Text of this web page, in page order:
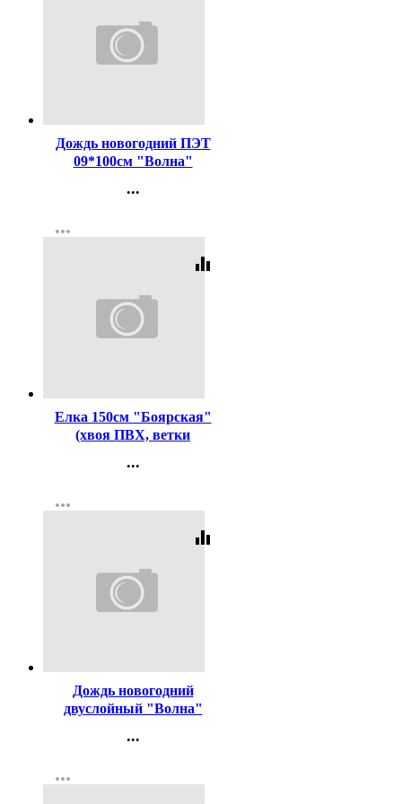
Дождь новогодний ПЭТ
09*100см "Волна"
...
Регистрация
more_horiz
equalizer
Елка 150см "Боярская"
(хвоя ПВХ, ветки
металл.) арт.ЕБР 15
...
Регистрация
more_horiz
equalizer
Дождь новогодний
двуслойный "Волна"
...
Регистрация
more_horiz